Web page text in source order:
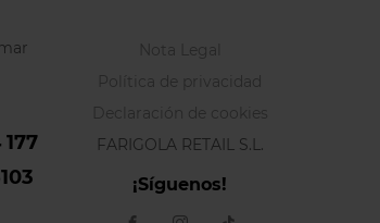
Nota Legal
Política de privacidad
Declaración de cookies
FARIGOLA RETAIL S.L.
¡Síguenos!